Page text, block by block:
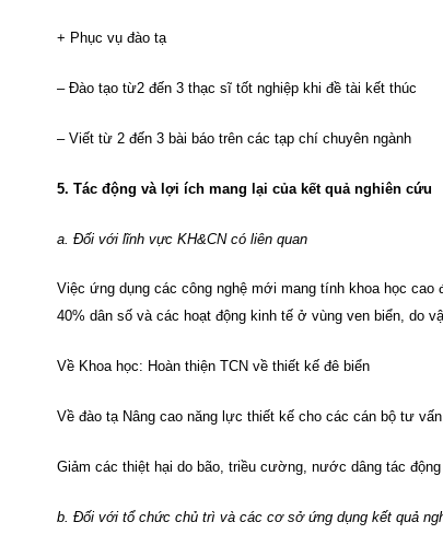
+ Phục vụ đào tạ
– Đào tạo từ2 đến 3 thạc sĩ tốt nghiệp khi đề tài kết thúc
– Viết từ 2 đến 3 bài báo trên các tạp chí chuyên ngành
5. Tác động và lợi ích mang lại của kết quả nghiên cứu
a. Đối với lĩnh vực KH&CN có liên quan
Việc ứng dụng các công nghệ mới mang tính khoa học
40% dân số và các hoạt động kinh tế ở vùng ven biển, do
Về Khoa học: Hoàn thiện TCN về thiết kế đê biển
Về đào tạ Nâng cao năng lực thiết kế cho các cán bộ tư
Giảm các thiệt hại do bão, triều cường, nước dâng tác động
b. Đối với tổ chức chủ trì và các cơ sở ứng dụng kết quả